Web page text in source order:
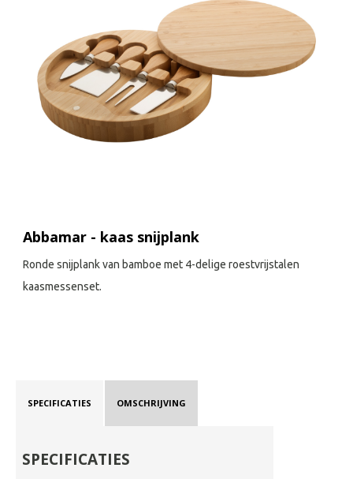
Abbamar - kaas snijplank
Ronde snijplank van bamboe met 4-delige roestvrijstalen
kaasmessenset.
SPECIFICATIES OMSCHRIJVING
SPECIFICATIES